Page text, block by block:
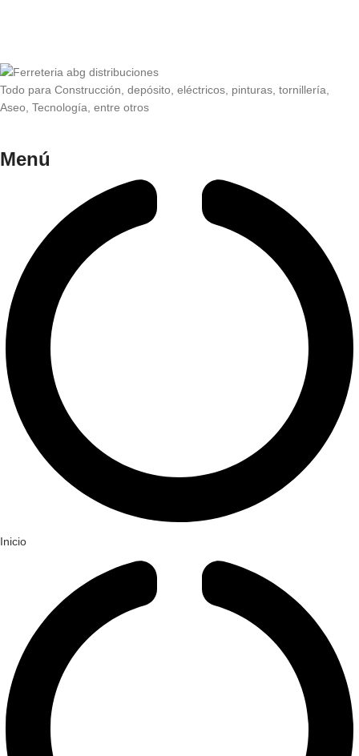
Todo para Construcción, depósito, eléctricos, pinturas, tornillería,
Aseo, Tecnología, entre otros
Menú
Inicio